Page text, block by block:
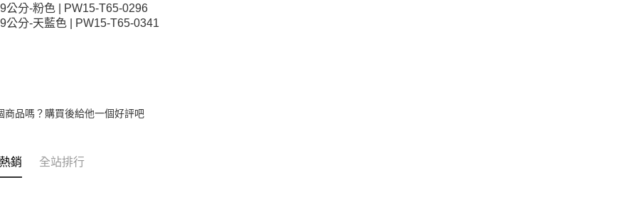
公分-粉色 | PW15-T65-0296
公分-天藍色 | PW15-T65-0341
商品嗎？購買後給他一個好評吧
銷 全站排行